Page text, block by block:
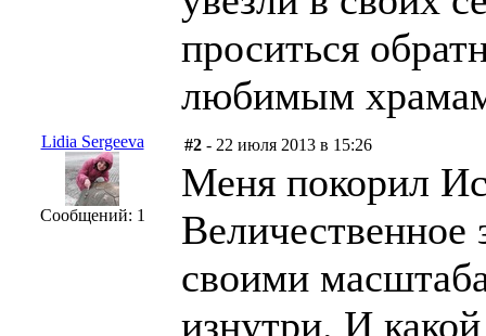
проситься
любимым
Lidia Sergeeva
Сообщений: 1
#2 - 22 июля 2013 в 15:26
Меня покорил
Величественное
своими
изнутри. И